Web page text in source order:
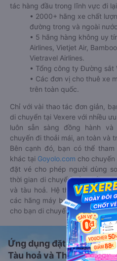
tác hàng đầu trong lĩnh vực đi
• 2000+ hãng xe chất
đường trong và ngoài
• 5 hãng hàng không uy
Airlines, Vietjet Air,
Vietravel Airlines.
• Tổng công ty Đường sắt
• Các đơn vị cho thuê xe
trên toàn quốc.
Chỉ với vài thao tác đơn giản,
di chuyển tại Vexere với nhiều
luôn sẵn sàng đồng hành
chuyến đi thoải mái, an toàn và
Bên cạnh đó, bạn có thể
khác tại Goyolo.com cho
đặt vé cho phép người dùng
thời gian di chuyển của nhiều
và tàu hoả. Hệ thống của
các hãng máy bay, xe khách
cho bạn di chuyển.
Ứng dụng đặt vé Xe
Tàu hoả và Thuê xe